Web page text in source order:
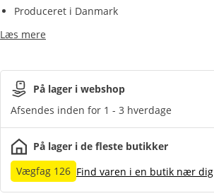
Produceret i Danmark
Læs mere
På lager i webshop
Afsendes inden for 1 - 3 hverdage
På lager i de fleste butikker
Vægfag 126 Find varen i en butik nær dig